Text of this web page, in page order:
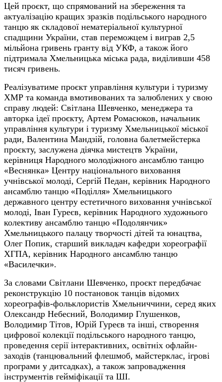
Цей проєкт, що спрямований на збереження та
актуалізацію кращих зразків подільського народного
танцю як складової нематеріальної культурної
спадщини України, став переможцем і виграв 2,5
мільйона гривень гранту від УКФ, а також його
підтримала Хмельницька міська рада, виділивши 458
тисяч гривень.
Реалізуватиме проєкт управління культури і туризму
ХМР та команда вмотивованих та залюблених у свою
справу людей: Світлана Шевченко, менеджера та
авторка ідеї проєкту, Артем Ромасюков, начальник
управління культури і туризму Хмельницької міської
ради, Валентина Мандзій, головна балетмейстерка
проєкту, заслужена діячка мистецтв України,
керівниця Народного молодіжного ансамблю танцю
«Веснянка» Центру національного виховання
учнівської молоді, Сергій Педан, керівник Народного
ансамблю танцю «Поділля» Хмельницького
державного центру естетичного виховання учнівської
молоді, Іван Гуреєв, керівник Народного художнього
колективу ансамблю танцю «Подолянчик»
Хмельницького палацу творчості дітей та юнацтва,
Олег Попик, старший викладач кафедри хореографії
ХГПА, керівник Народного ансамблю танцю
«Василечки».
За словами Світлани Шевченко, проєкт передбачає
реконструкцію 10 постановок танців відомих
хореографів-фольклористів Хмельниччини, серед яких
Олександр Небесний, Володимир Глушенков,
Володимир Тітов, Юрій Гуреєв та інші, створення
цифрової колекції подільського народного танцю,
проведення серії інтерактивних, освітніх офлайн-
заходів (танцювальний флешмоб, майстерклас, ігрові
програми у дитсадках), а також запровадження
інструментів гейміфікації та ШІ.